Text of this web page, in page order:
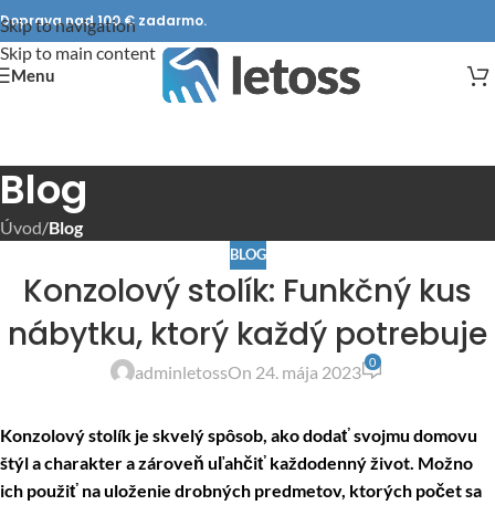
Skip to navigation
Skip to main content
Doprava nad 100 € zadarmo.
Menu
Blog
Úvod/Blog
BLOG
Konzolový stolík: Funkčný kus
nábytku, ktorý každý potrebuje
adminletossOn 24. mája 2023 0
Konzolový stolík je skvelý spôsob, ako dodať svojmu domovu
štýl a charakter a zároveň uľahčiť každodenný život. Možno
ich použiť na uloženie drobných predmetov, ktorých počet sa